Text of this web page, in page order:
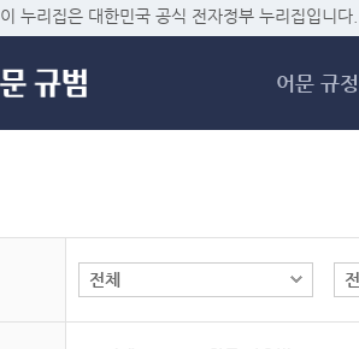
메
이 누리집은 대한민국 공식 전자정부 누리집입니다.
어문 규정